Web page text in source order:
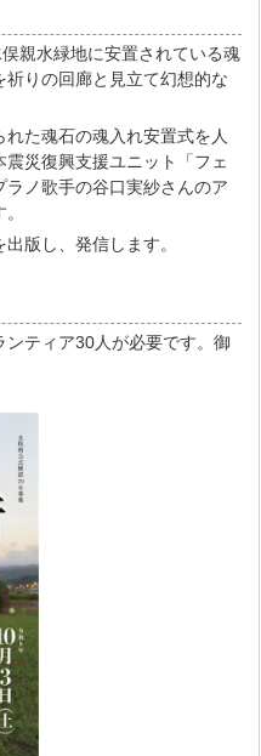
親水緑地に安置されている魂
りの回廊と見立て幻想的な
た魂石の魂入れ安置式を人
災復興支援ユニット「フェ
ノ歌手の谷口実紗さんのア
版し、発信します。
ティア30人が必要です。御